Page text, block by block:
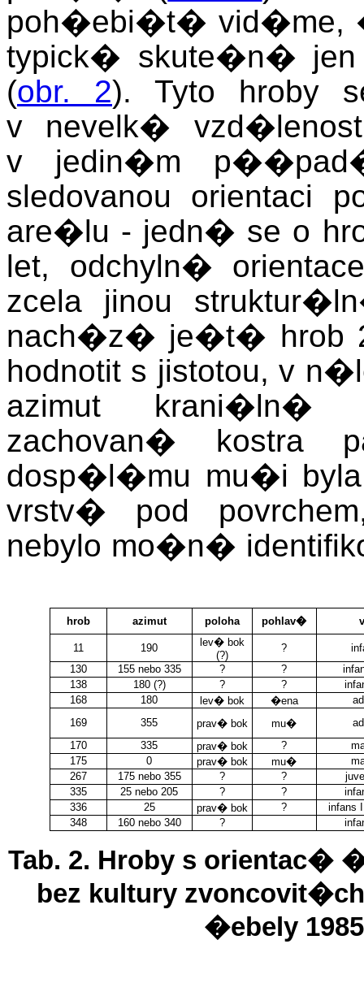
poh�ebi�t� vid�me,
typick� skute�n�
(obr. 2). Tyto hroby
v nevelk�
v jedin�m
sledovanou orientaci
are�lu - jedn� se o
let, odchyln�
zcela jinou
nach�z� je�t� hrob
hodnotit s jistotou, v
azimut
zachovan� kostra
dosp�l�mu mu�i
vrstv� pod
nebylo mo�n�
hrob azimut poloha pohlav�
11 190
lev� bok
(?)
?
130
155 nebo 335 ? ?
138
180 (?) ? ?
168
180 lev� bok �ena
169
355 prav� bok mu�
170
335 prav� bok ?
175
0 prav� bok mu�
267
175 nebo 355 ? ?
335
25 nebo 205 ? ?
336
25 prav� bok ?
infans
348
160 nebo 340 ?
Tab. 2. Hroby s
bez kultury
�ebely